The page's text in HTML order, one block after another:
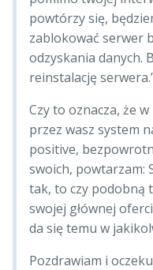
powtórzy się,
zablokować serwer
odzyskania danych.
reinstalację
Czy to oznacza, że
przez wasz system
positive,
swoich, powtarzam:
tak, to czy podobną
swojej głównej
da się temu w
Pozdrawiam i